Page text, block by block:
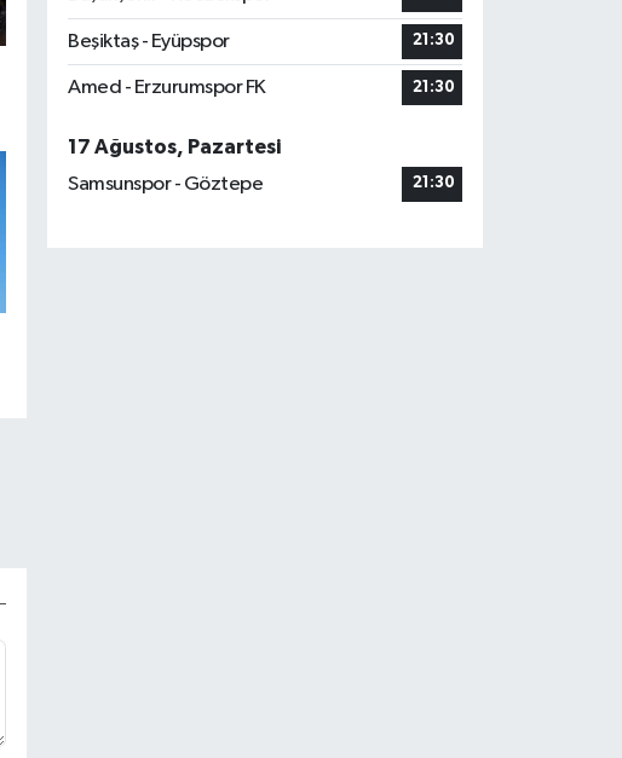
Beşiktaş - Eyüpspor 21:30
Amed - Erzurumspor FK 21:30
17 Ağustos, Pazartesi
Samsunspor - Göztepe
21:30